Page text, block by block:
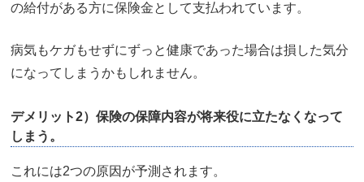
の給付がある方に保険金として支払われています。
病気もケガもせずにずっと健康であった場合は損した気分
になってしまうかもしれません。
デメリット2）保険の保障内容が将来役に立たなくなって
しまう。
これには2つの原因が予測されます。